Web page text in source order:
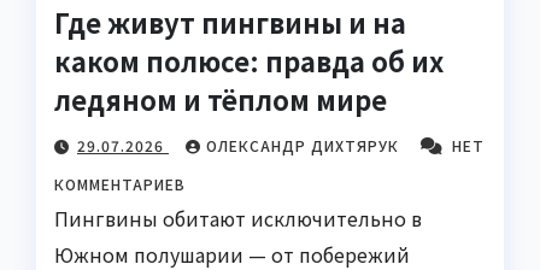
Где живут пингвины и на
каком полюсе: правда об их
ледяном и тёплом мире
29.07.2026 ОЛЕКСАНДР ДИХТЯРУК
НЕТ
КОММЕНТАРИЕВ
Пингвины обитают исключительно в
Южном полушарии — от побережий